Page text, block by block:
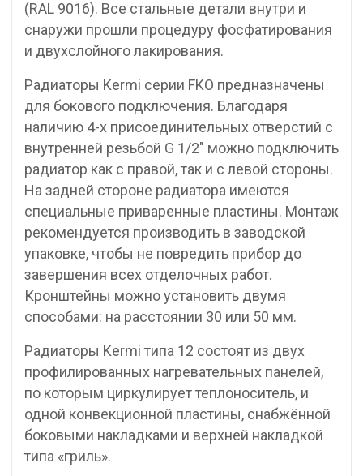
(RAL 9016). Все стальные детали внутри и
снаружи прошли процедуру фосфатирования
и двухслойного лакирования.
Радиаторы Kermi серии FKO предназначены
для бокового подключения. Благодаря
наличию 4-х присоединительных отверстий с
внутренней резьбой G 1/2″ можно подключить
радиатор как с правой, так и с левой стороны.
На задней стороне радиатора имеются
специальные приваренные пластины. Монтаж
рекомендуется производить в заводской
упаковке, чтобы не повредить прибор до
завершения всех отделочных работ.
Кронштейны можно установить двумя
способами: на расстоянии 30 или 50 мм.
Радиаторы Kermi типа 12 состоят из двух
профилированных нагревательных панелей,
по которым циркулирует теплоноситель, и
одной конвекционной пластины, снабжённой
боковыми накладками и верхней накладкой
типа «гриль».